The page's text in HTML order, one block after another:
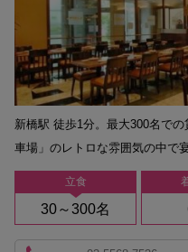
立食
30～300名
新橋駅 徒歩1分。最大300名で
車場」のレトロな雰囲気の中で宴